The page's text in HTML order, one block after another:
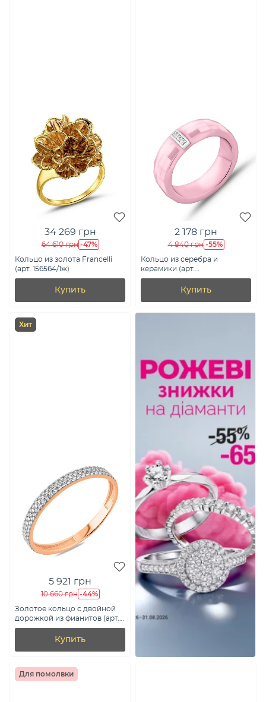
34 269 грн
64 610 грн -47%
Кольцо из золота Francelli
(арт. 156564/1ж)
Купить
2 178 грн
4 840 грн -55%
Кольцо из серебра и
керамики (арт.
7501/1885949кмр)
Купить
Хит
5 921 грн
10 660 грн -44%
Золотое кольцо с двойной
дорожкой из фианитов (арт.
140940)
Купить
Для помолвки